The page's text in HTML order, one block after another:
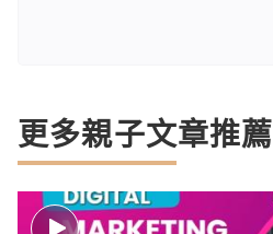
更多親子文章推薦